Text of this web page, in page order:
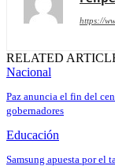
https://
RELATED
Nacional
Paz anuncia el fin del
gobernadores
Educación
Samsung apuesta por el